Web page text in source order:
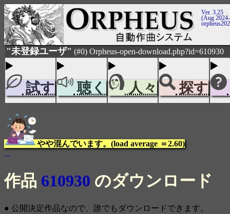
Ver. 3.25
(Aug
"未登録ユーザ" (#0) Orpheus-open-download.php?id=610930
試す 聴く 人々 探す
やや混んでいます。(load average ＝2.60)
...
作品 610930 のダウンロード
● 公開決定作品なので、誰でもダウンロードできます。